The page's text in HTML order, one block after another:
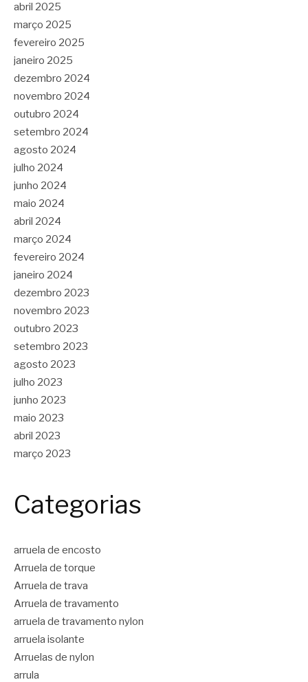
abril 2025
março 2025
fevereiro 2025
janeiro 2025
dezembro 2024
novembro 2024
outubro 2024
setembro 2024
agosto 2024
julho 2024
junho 2024
maio 2024
abril 2024
março 2024
fevereiro 2024
janeiro 2024
dezembro 2023
novembro 2023
outubro 2023
setembro 2023
agosto 2023
julho 2023
junho 2023
maio 2023
abril 2023
março 2023
Categorias
arruela de encosto
Arruela de torque
Arruela de trava
Arruela de travamento
arruela de travamento nylon
arruela isolante
Arruelas de nylon
arrula